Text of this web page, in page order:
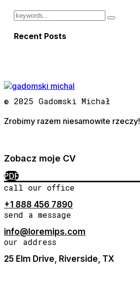
Recent Posts
© 2025 Gadomski Michał
Zrobimy razem niesamowite rzeczy!
Zobacz moje CV
PDF
call our office
+1 888 456 7890
send a message
info@loremips.com
our address
25 Elm Drive, Riverside, TX